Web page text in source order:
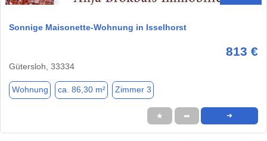
Sonnige Maisonette-Wohnung in Isselhorst
813 €
Gütersloh, 33334
Wohnung ca. 86,30 m² Zimmer 3
★ ➦ ➜